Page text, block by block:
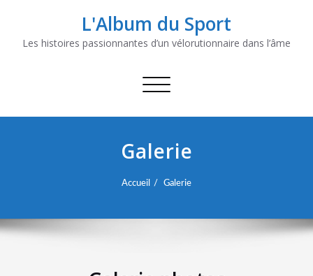
L'Album du Sport
Les histoires passionnantes d’un vélorutionnaire dans l’âme
Afficher/masquer
navigation
Galerie
Accueil Galerie